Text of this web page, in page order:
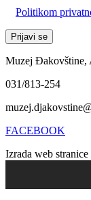
Politikom
Muzej Đakovštine,
031/813-254
FACEBOOK
Izrada web stranice